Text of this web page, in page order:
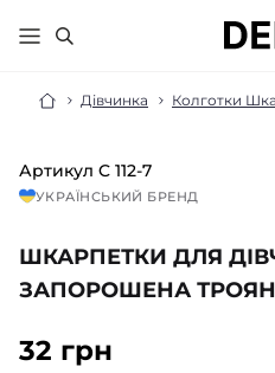
Дівчинка Колготки
Артикул C 112-7
УКРАЇНСЬКИЙ БРЕНД
ШКАРПЕТКИ ДЛЯ
ЗАПОРОШЕНА
32 грн
МАЛЮКАМ
НОВИНКИ
РОЗПРОДАЖ
АКСЕСУАРИ
НОВИНКИ
РОЗПРОДАЖ
ЖІНКИ